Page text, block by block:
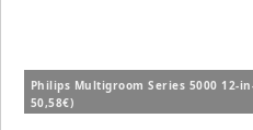
Philips Multigroom Series 5000 12-
50,58€)